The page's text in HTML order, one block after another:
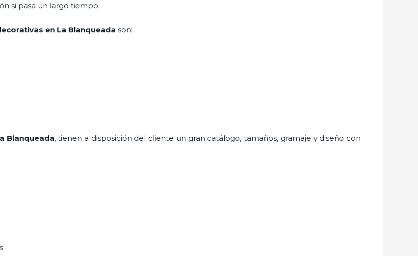
si pasa un largo tiempo.
en La Blanqueada son:
Blanqueada, tienen a disposición del cliente un gran catálogo, tamaños, gramaje y diseño con